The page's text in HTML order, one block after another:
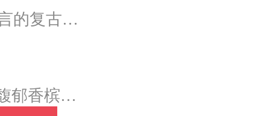
灵感源于浪漫清新的法国南部风情，在写有爱情箴言的复古油画卷轴前，互诉诺言，相守一生。
源自著名诗人白居易诗文“人间四月芳菲尽”，采用馥郁香槟色为主色调，结合匠人纯手工花艺装饰，将一抹春和一处芳菲完美倾注于仪式中。